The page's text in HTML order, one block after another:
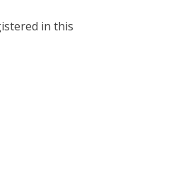
in this